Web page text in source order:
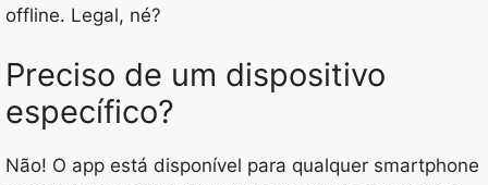
offline. Legal, né?
Preciso de um dispositivo
específico?
Não! O app está disponível para qualquer smartphone